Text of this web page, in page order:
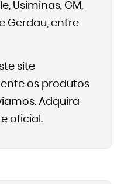
Usiminas, GM,
Gerdau, entre
site
os produtos
Adquira
oficial.